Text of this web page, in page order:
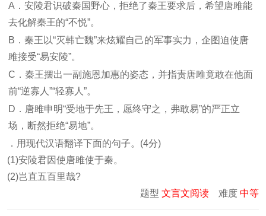
A．安陵君识破秦国野心，拒绝了秦王要求后，希望唐雎能
去化解秦王的“不悦”。
B．秦王以“灭韩亡魏”来炫耀自己的军事实力，企图迫使唐
雎接受“易安陵”。
C．秦王摆出一副施恩加惠的姿态，并指责唐雎竟敢在他面
前“逆寡人”“轻寡人”。
D．唐雎申明“受地于先王，愿终守之，弗敢易”的严正立
场，断然拒绝“易地”。
．用现代汉语翻译下面的句子。(4分)
(1)安陵君因使唐雎使于秦。
(2)岂直五百里哉?
题型 文言文阅读 难度 中等